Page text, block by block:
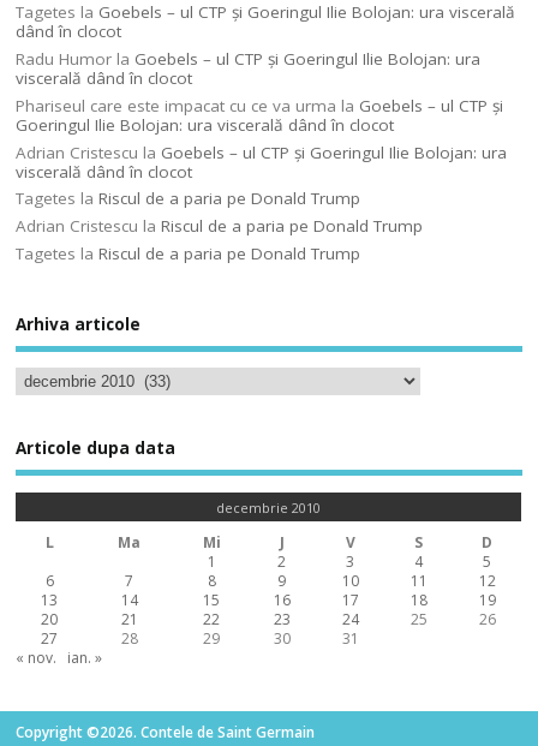
Tagetes la Goebels – ul CTP şi Goeringul Ilie Bolojan: ura viscerală
dând în clocot
Radu Humor la Goebels – ul CTP şi Goeringul Ilie Bolojan: ura
viscerală dând în clocot
Phariseul care este impacat cu ce va urma la Goebels – ul CTP şi
Goeringul Ilie Bolojan: ura viscerală dând în clocot
Adrian Cristescu la Goebels – ul CTP şi Goeringul Ilie Bolojan: ura
viscerală dând în clocot
Tagetes laRiscul de a paria pe Donald Trump
Adrian Cristescu laRiscul de a paria pe Donald Trump
Tagetes laRiscul de a paria pe Donald Trump
Arhiva articole
Articole dupa data
decembrie 2010
L Ma Mi J V S
D
1
2 3 4
5
6
7 8 9 10 11
12
13
14 15 16 17 18
19
20
21 22 23 24 25
26
27
28 29 30
31
« nov.
ian. »
Copyright ©2026. Contele de Saint Germain